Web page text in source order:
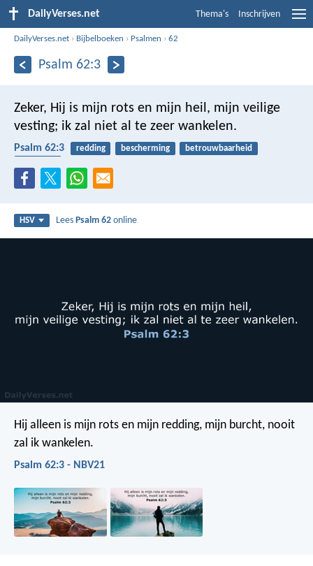
DailyVerses.net Thema's Inschrijven
DailyVerses.net › Bijbelboeken › Psalmen ›62
Psalm 62:3
Zeker, Hij is mijn rots en mijn heil, mijn veilige
vesting; ik zal niet al te zeer wankelen.
Psalm 62:3 redding bescherming
betrouwbaarheid
HSV LeesPsalm 62 online
Hij alleen is mijn rots en mijn redding, mijn burcht, nooit
zal ik wankelen.
Psalm 62:3 - NBV21